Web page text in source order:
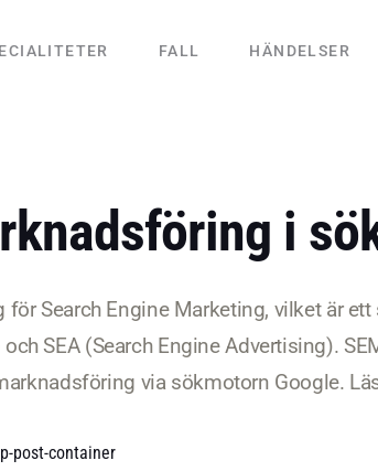
FALL HÄNDELSER
i
för Search Engine Marketing, vilket är
SEA (Search Engine Advertising).
via sökmotorn Google.
post-container